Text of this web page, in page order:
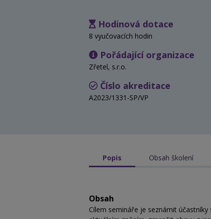
Hodinová dotace
8 vyučovacích hodin
Pořádající organizace
Zřetel, s.r.o.
Číslo akreditace
A2023/1331-SP/VP
Popis Obsah školení
Obsah
Cílem semináře je seznámit